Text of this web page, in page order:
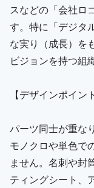
スなどの「会社ロ
す。特に「デジタ
な実り（成長）を
ビジョンを持つ組
【デザインポイン
パーツ同士が重な
モノクロや単色で
ません。名刺や封
ティングシート、